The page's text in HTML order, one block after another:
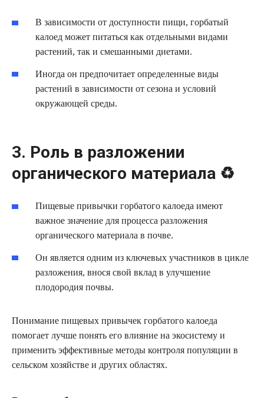
В зависимости от доступности пищи, горбатый
калоед может питаться как отдельными видами
растений, так и смешанными диетами.
Иногда он предпочитает определенные виды
растений в зависимости от сезона и условий
окружающей среды.
3. Роль в разложении
органического материала ♻️
Пищевые привычки горбатого калоеда имеют
важное значение для процесса разложения
органического материала в почве.
Он является одним из ключевых участников в цикле
разложения, внося свой вклад в улучшение
плодородия почвы.
Понимание пищевых привычек горбатого калоеда
помогает лучше понять его влияние на экосистему и
применить эффективные методы контроля популяции в
сельском хозяйстве и других областях.